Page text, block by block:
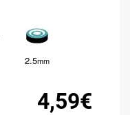
2.5mm
4,59€